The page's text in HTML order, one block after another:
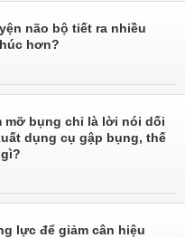
não bộ tiết ra nhiều
hơn?
mỡ bụng chỉ là lời nói dối
dụng cụ gập bụng, thế
lực để giảm cân hiệu